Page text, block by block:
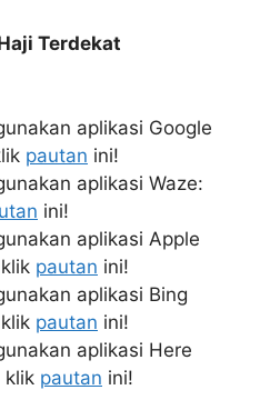
Terdekat
aplikasi Google
pautan ini!
aplikasi Waze:
ini!
aplikasi Apple
pautan ini!
aplikasi Bing
pautan ini!
aplikasi Here
klik pautan ini!